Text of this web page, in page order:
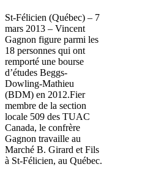
St-Félicien (Québec) – 7
mars 2013 – Vincent
Gagnon figure parmi les
18 personnes qui ont
remporté une bourse
d’études Beggs-
Dowling-Mathieu
(BDM) en 2012.Fier
membre de la section
locale 509 des TUAC
Canada, le confrère
Gagnon travaille au
Marché B. Girard et Fils
à St-Félicien, au Québec.